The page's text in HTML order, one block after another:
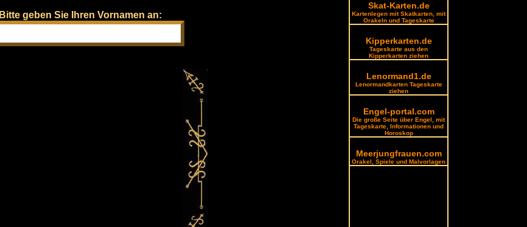
Bitte geben Sie Ihren Vornamen an:
Skat-Karten.de
Kartenlegen mit Skatkarten, mit
Orakeln und Tageskarte
Kipperkarten.de
Tageskarte aus den
Kipperkarten ziehen
Lenormand1.de
Lenormandkarten Tageskarte
ziehen
Engel-portal.com
Die große Seite über Engel, mit
Tageskarte, Informationen und
Horoskop
Meerjungfrauen.com
Orakel, Spiele und Malvorlagen